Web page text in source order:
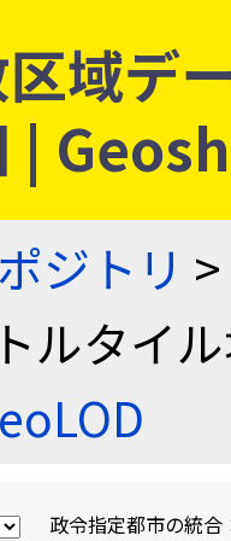
域デ
|
ジトリ >
ルタイ
政令指定都市の統